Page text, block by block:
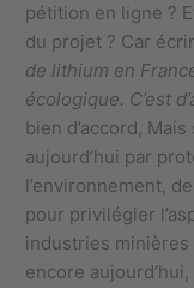
pétition en ligne ?
du projet ? Car
de lithium en
écologique. C’est
bien d’accord,
aujourd’hui par
l’environnement,
pour privilégier
industries
encore